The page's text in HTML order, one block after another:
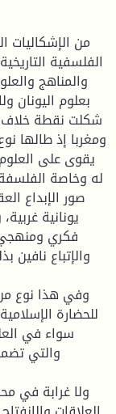
من الإشكاليات
الفلسفية
والمناهج
بعلوم اليونان
شكلت نقطة خلاف
ومغربا إذ طالها
يقوى على
له وخاصة
صور الإبداع
يونانية
فكري ومنهجي
والإتباع نافين
وفي هذا نوع من
للحضارة
سواء في
والتي
ولا غرابة في